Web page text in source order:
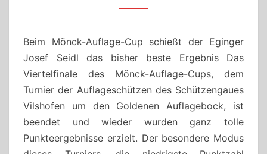
ICH I
ALBFINALE
Beim Mönck-Auflage-Cup schießt der Eginger
Josef Seidl das bisher beste Ergebnis Das
Viertelfinale des Mönck-Auflage-Cups, dem
Turnier der Auflageschützen des Schützengaues
Vilshofen um den Goldenen Auflagebock, ist
beendet und wieder wurden ganz tolle
Punkteergebnisse erzielt. Der besondere Modus